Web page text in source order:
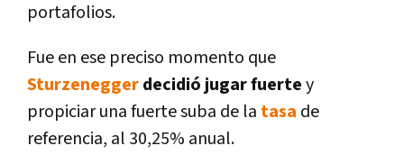
portafolios.
Fue en ese preciso momento que
Sturzeneggerdecidió jugar fuertey
propiciar una fuerte suba de la tasa de
referencia, al 30,25% anual.